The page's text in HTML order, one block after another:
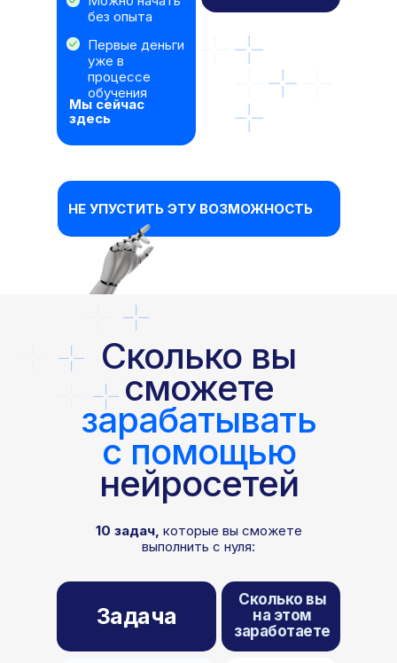
без опыта
Первые деньги
уже в
процессе
обучения
Мы сейчас
здесь
НЕ УПУСТИТЬ ЭТУ ВОЗМОЖНОСТЬ
10 задач, которые вы сможете
выполнить с нуля:
Сколько вы
сможете
зарабатывать
с помощью
нейросетей
30 минут
За 1 час 45
минут
Сколько вы
на этом
заработаете
озвучить 30-
видео
ИТОГО:
Задача